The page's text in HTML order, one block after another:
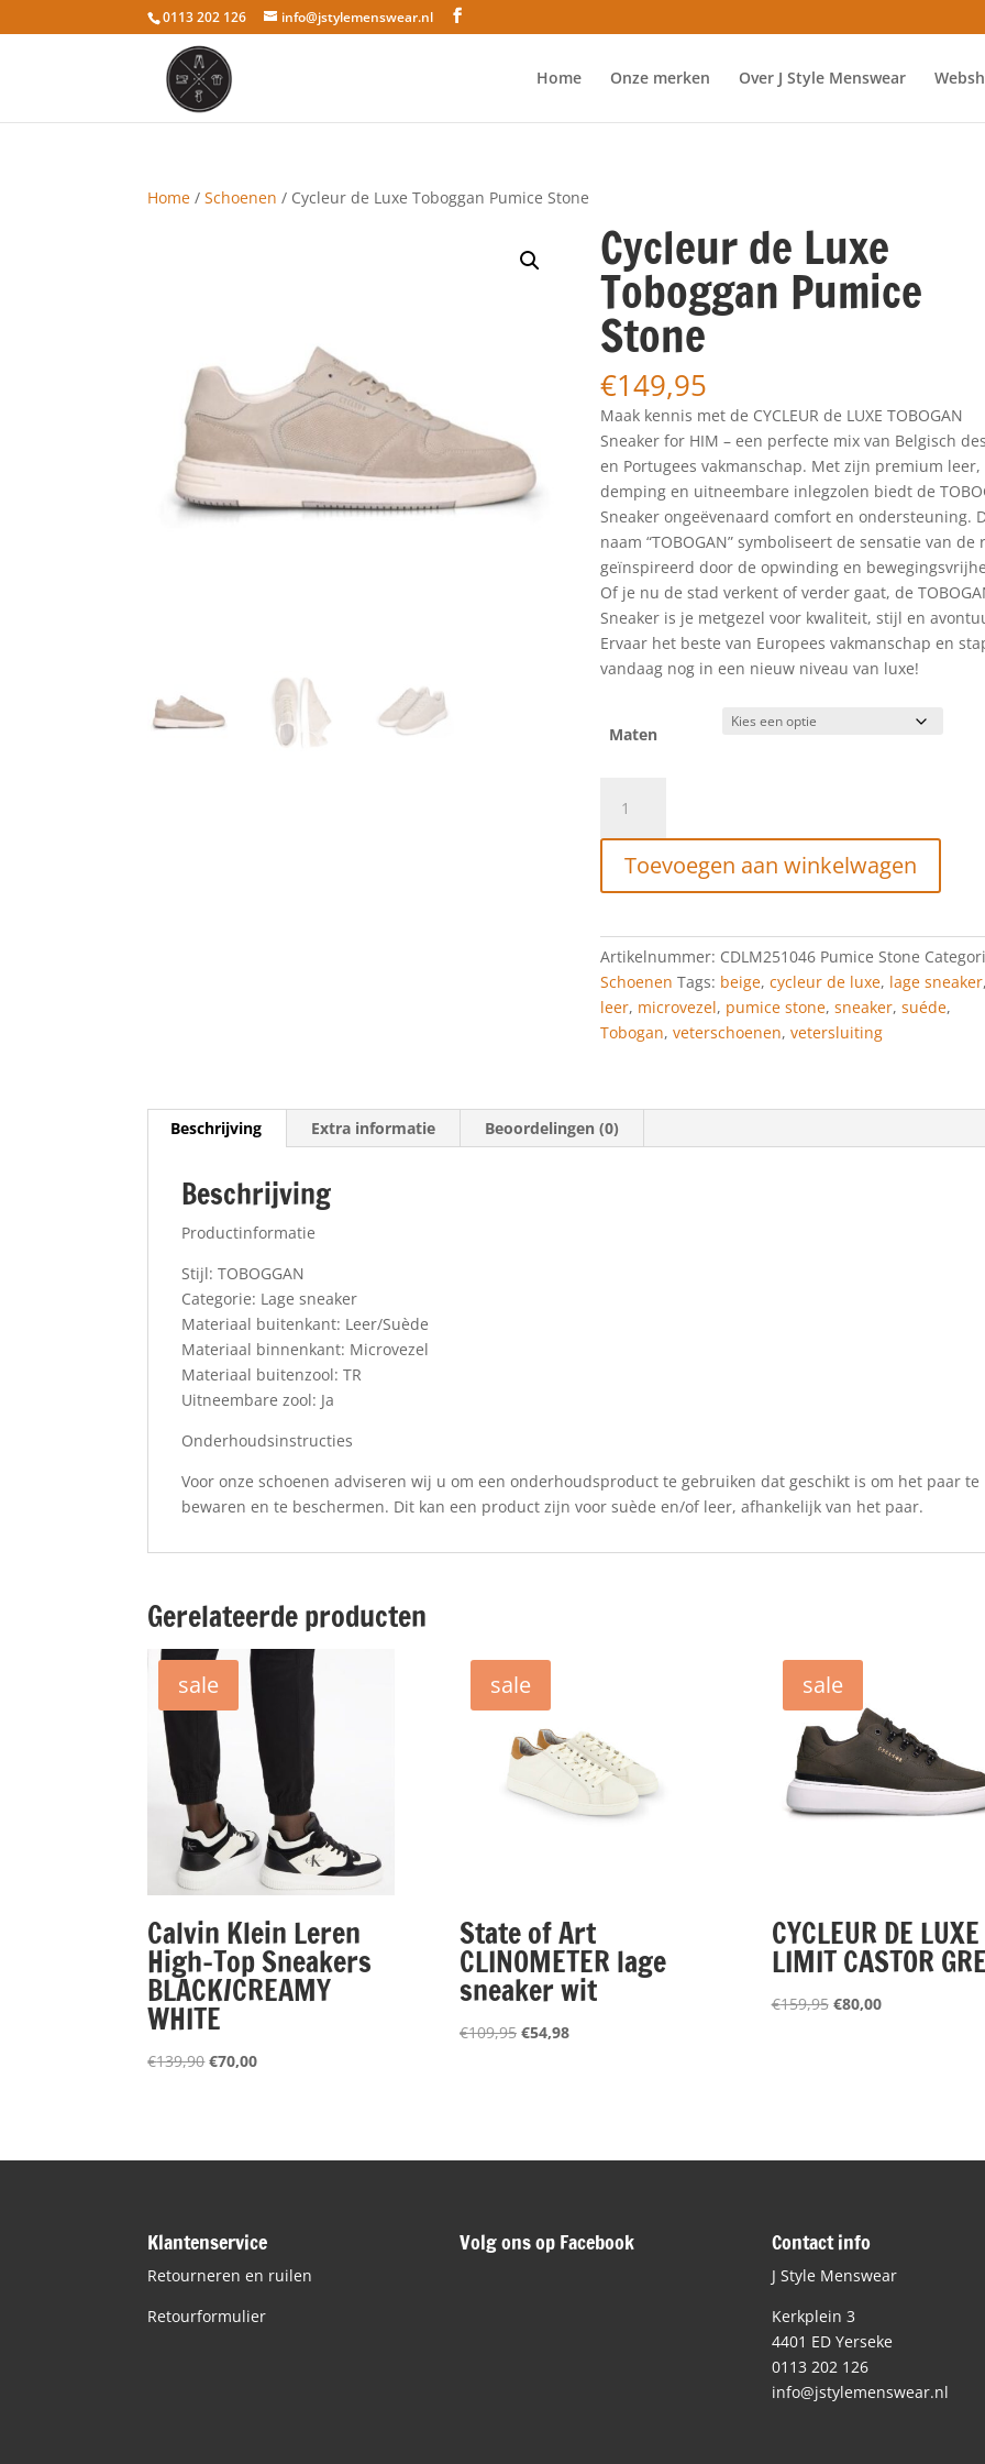
0113 202 126 info@jstylemenswear.nl
Home Onze merken Over J Style Menswear
Home /Schoenen / Cycleur de Luxe Toboggan Pumice Stone
Cycleur de Luxe
Toboggan Pumice
Stone
€149,95
Maak kennis met de CYCLEUR de LUXE TOBOGAN
Sneaker for HIM – een perfecte mix van Belgisch
en Portugees vakmanschap. Met zijn premium leer,
demping en uitneembare inlegzolen biedt de
Sneaker ongeëvenaard comfort en ondersteuning.
naam “TOBOGAN” symboliseert de sensatie van de
geïnspireerd door de opwinding en
Of je nu de stad verkent of verder gaat, de
Sneaker is je metgezel voor kwaliteit, stijl en
Ervaar het beste van Europees vakmanschap en
vandaag nog in een nieuw niveau van luxe!
Maten
Luxe
Toboggan
Pumice
aantal
Toevoegen aan winkelwagen
Artikelnummer: CDLM251046 Pumice Stone
Schoenen Tags: beige,cycleur de luxe, lage sneaker
leer, microvezel, pumice stone,sneaker,suéde,
Tobogan,veterschoenen,vetersluiting
Beschrijving Extra informatie Beoordelingen (0)
Beschrijving
Productinformatie
Stijl: TOBOGGAN
Categorie: Lage sneaker
Materiaal buitenkant: Leer/Suède
Materiaal binnenkant: Microvezel
Materiaal buitenzool: TR
Uitneembare zool: Ja
Onderhoudsinstructies
Voor onze schoenen adviseren wij u om een onderhoudsproduct te gebruiken dat geschikt is om het paar te
bewaren en te beschermen. Dit kan een product zijn voor suède en/of leer, afhankelijk van het paar.
Gerelateerde producten
sale
Calvin Klein Leren
High-Top Sneakers
BLACK/CREAMY
WHITE
€139,90Oorspronkelijke
€70,00Huidige
sale
State of Art
CLINOMETER lage
sneaker wit
€109,95 Oorspronkelijke
€54,98Huidige
sale
CYCLEUR DE LUXE
LIMIT CASTOR
€159,95 Oorspronkelijke
€80,00Huidige
Klantenservice
Retourneren en ruilen
Retourformulier
Volg ons op Facebook Contact info
J Style Menswear
Kerkplein 3
4401 ED Yerseke
0113 202 126
info@jstylemenswear.nl